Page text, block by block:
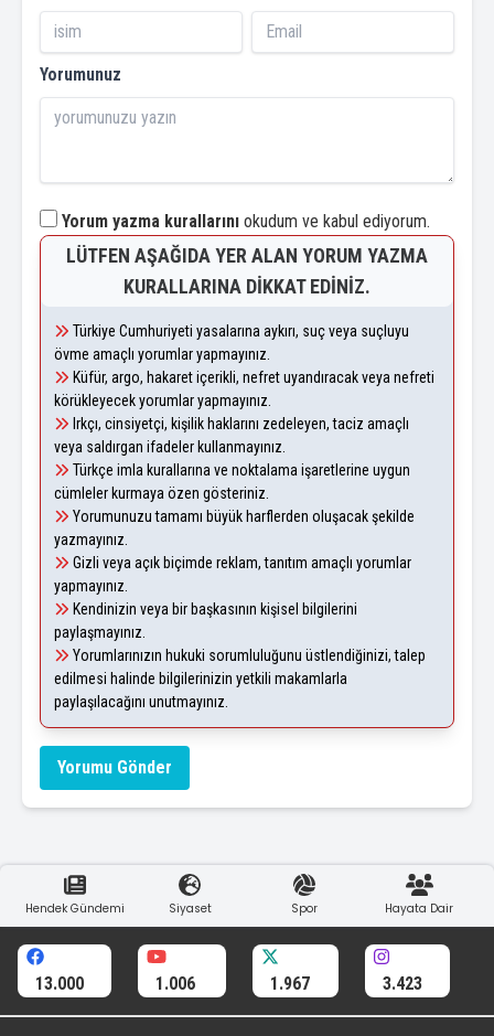
Yorumunuz
Yorum yazma kurallarını okudum ve kabul ediyorum.
LÜTFEN AŞAĞIDA YER ALAN YORUM YAZMA
KURALLARINA DIKKAT EDINIZ.
Türkiye Cumhuriyeti yasalarına aykırı, suç veya suçluyu
övme amaçlı yorumlar yapmayınız.
Küfür, argo, hakaret içerikli, nefret uyandıracak veya nefreti
körükleyecek yorumlar yapmayınız.
Irkçı, cinsiyetçi, kişilik haklarını zedeleyen, taciz amaçlı
veya saldırgan ifadeler kullanmayınız.
Türkçe imla kurallarına ve noktalama işaretlerine uygun
cümleler kurmaya özen gösteriniz.
Yorumunuzu tamamı büyük harflerden oluşacak şekilde
yazmayınız.
Gizli veya açık biçimde reklam, tanıtım amaçlı yorumlar
yapmayınız.
Kendinizin veya bir başkasının kişisel bilgilerini
paylaşmayınız.
Yorumlarınızın hukuki sorumluluğunu üstlendiğinizi, talep
edilmesi halinde bilgilerinizin yetkili makamlarla
paylaşılacağını unutmayınız.
Yorumu Gönder
Hendek Gündemi Siyaset Spor Hayata Dair
13.000 1.006 1.967 3.423